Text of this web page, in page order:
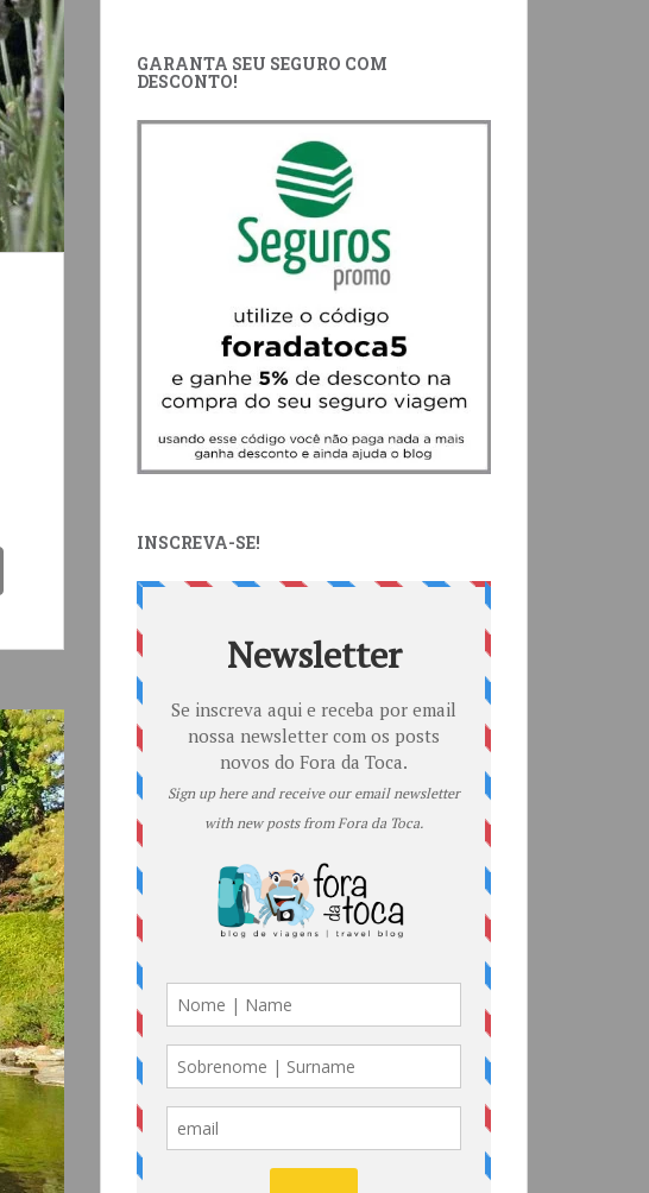
GARANTA SEU SEGURO COM
DESCONTO!
INSCREVA-SE!